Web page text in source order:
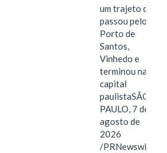
um trajeto que
passou pelo
Porto de
Santos,
Vinhedo e
terminou na
capital
paulistaSÃO
PAULO, 7 de
agosto de
2026
/PRNewswire/